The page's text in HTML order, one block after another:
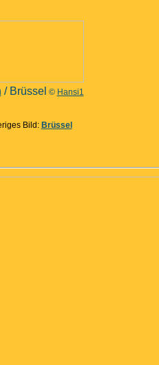
/ Brüssel © Hansi1
Bild: Brüssel